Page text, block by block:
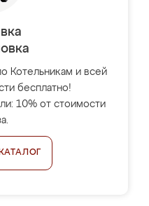
Котельникам и всей
бесплатно!
10% от стоимости